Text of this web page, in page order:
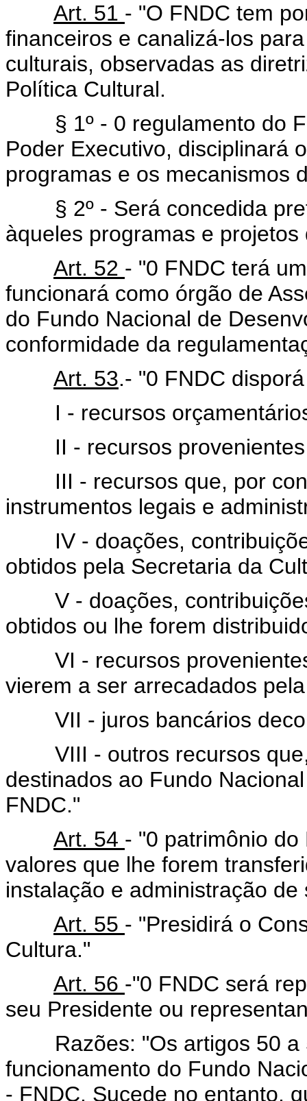
Art. 51 - "O FNDC tem
financeiros e canalizá-los
culturais, observadas as
Política Cultural.
§ 1º - 0 regulamento do
Poder Executivo, disciplinará
programas e os mecanismos
§ 2º - Será concedida
àqueles programas e
Art. 52 - "0 FNDC terá
funcionará como órgão de
do Fundo Nacional de
conformidade da
Art. 53.- "0 FNDC
I - recursos orçamentários
II - recursos provenientes
III - recursos que, por
instrumentos legais e
IV - doações,
obtidos pela Secretaria da
V - doações,
obtidos ou lhe forem
VI - recursos provenientes
vierem a ser arrecadados
VII - juros bancários
VIII - outros recursos que,
destinados ao Fundo
FNDC."
Art. 54 - "0 patrimônio
valores que lhe forem
instalação e administração de
Art. 55 - "Presidirá o
Cultura."
Art. 56 -"0 FNDC será
seu Presidente ou
Razões: "Os artigos 50 a
funcionamento do Fundo
- FNDC. Sucede no entanto,